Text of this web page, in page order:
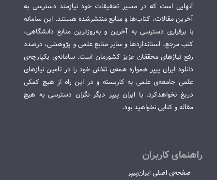
آنهایی است که در مسیر تحقیقات خود نیازمند دسترسی به
آخرین مقالات، کتاب‌ها و منابع منتشرشده هستند. این سامانه
با برقراری دسترسی به آخرین و به‌روزترین منابع دانشگاهی،
کتب مرجع، استانداردها و سایر منابع علمی و پژوهشی، درصدد
رفع نیازهای محققان عزیز کشورمان است. سامانه‌ی یکپارچه‌ی
دانلود ایران پیپر همواره همه‌ی تلاش خود را در تامین نیازهای
علمی جامعه‌ی علمی به کاربسته و در این راه از هیچ کمکی
دریغ نخواهدکرد. با ایران پیپر دیگر نگران دسترسی به هیچ
مقاله و کتابی نخواهید بود.
راهنمای کاربران
صفحه‌ی اصلی ایران‌پیپر